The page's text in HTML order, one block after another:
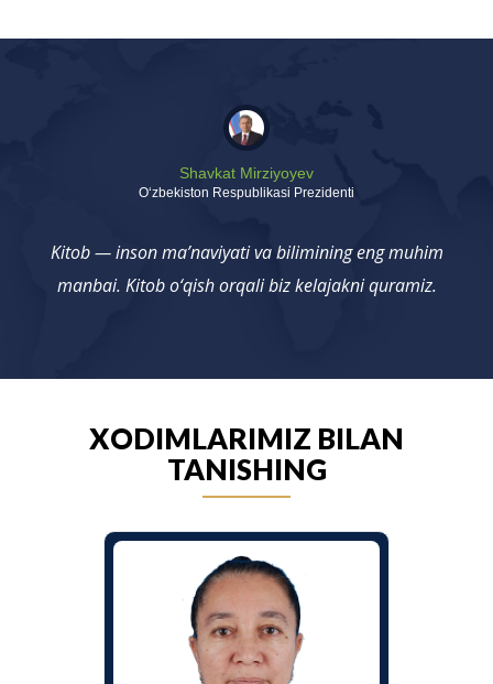
Shavkat Mirziyoyev
Oʻzbekiston Respublikasi Prezidenti
Kitob — inson ma’naviyati va bilimining eng muhim
manbai. Kitob o‘qish orqali biz kelajakni quramiz.
XODIMLARIMIZ BILAN
TANISHING